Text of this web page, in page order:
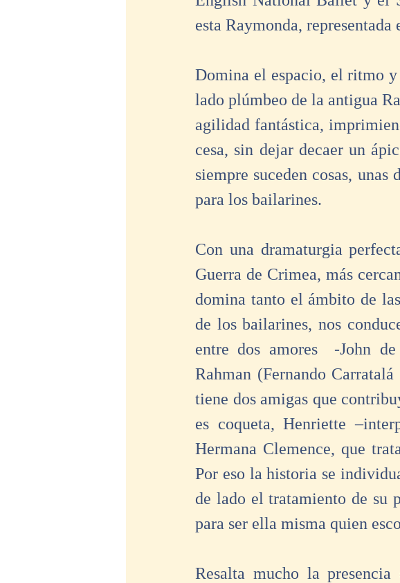
esta Raymonda,
Domina el espacio, el ritmo y
lado plúmbeo de la antigua
agilidad fantástica,
cesa, sin dejar decaer un
siempre suceden cosas, unas
para los bailarines.
Con una dramaturgia
Guerra de Crimea, más
domina tanto el ámbito de
de los bailarines, nos
entre dos amores  -John
Rahman (Fernando
tiene dos amigas que
es coqueta, Henriette
Hermana Clemence, que
Por eso la historia se
de lado el tratamiento de su
para ser ella misma quien
Resalta mucho la